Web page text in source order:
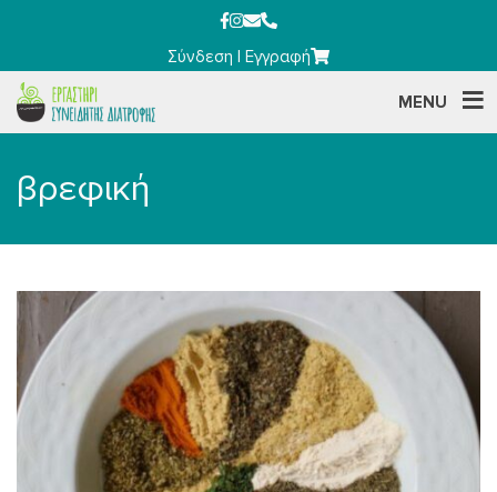
Σύνδεση |Εγγραφή
MENU
βρεφική